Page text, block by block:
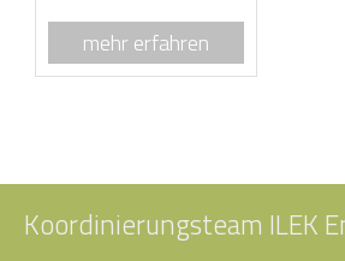
mehr erfahren
Koordinierungsteam ILEK